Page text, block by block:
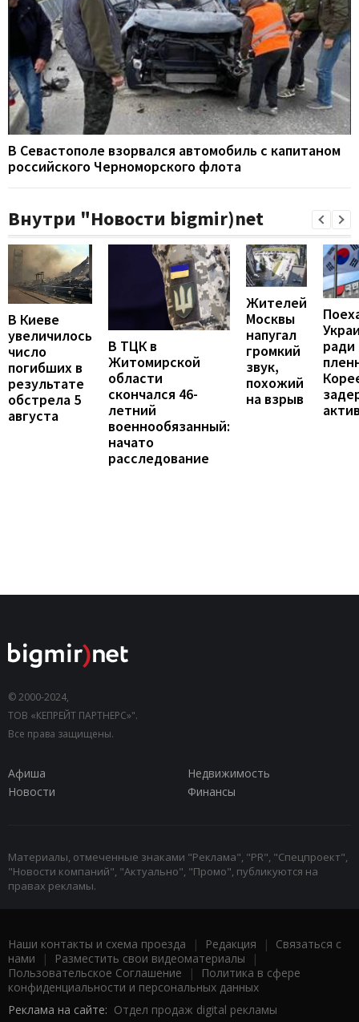
В Севастополе взорвался автомобиль с капитаном
российского Черноморского флота
Внутри "Новости bigmir)net
В Киеве
увеличилось
число
погибших в
результате
обстрела 5
августа
В ТЦК в
Житомирской
области
скончался 46-
летний
военнообязанный:
начато
расследование
Жителей
Москвы
напугал
громкий
звук,
похожий
на взрыв
ради
© 2000-2024,
ТОВ «КЕПРЕЙТ ПАРТНЕРС»".
Все права защищены.
Афиша
Недвижимость
Новости
Финансы
Материалы, отмеченные знаками "Реклама", "PR", "Спецпроект",
"Новости компаний", "Актуально", "Промо", публикуются на
правах рекламы.
Наши контакты и схема проезда | Редакция | Связаться с
нами | Разместить свои видеоматериалы |
Пользовательское Соглашение |
Политика в сфере
конфиденциальности и персональных данных
Реклама на сайте: Отдел продаж digital рекламы